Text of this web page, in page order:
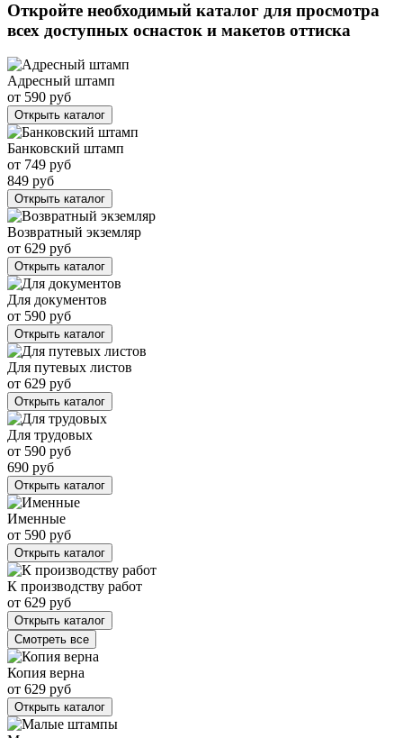
Откройте необходимый каталог для просмотра
всех доступных оснасток и макетов оттиска
Адресный штамп
от 590 руб
Открыть каталог
Банковский штамп
от 749 руб
849 руб
Открыть каталог
Возвратный экземляр
от 629 руб
Открыть каталог
Для документов
от 590 руб
Открыть каталог
Для путевых листов
от 629 руб
Открыть каталог
Для трудовых
от 590 руб
690 руб
Открыть каталог
Именные
от 590 руб
Открыть каталог
К производству работ
от 629 руб
Открыть каталог
Смотреть все
Копия верна
от 629 руб
Открыть каталог